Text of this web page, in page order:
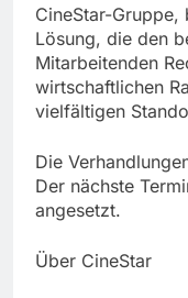
CineStar-Gruppe,
Lösung, die den
Mitarbeitenden
wirtschaftlichen
vielfältigen
Die
Der nächste
angesetzt.
Über CineStar